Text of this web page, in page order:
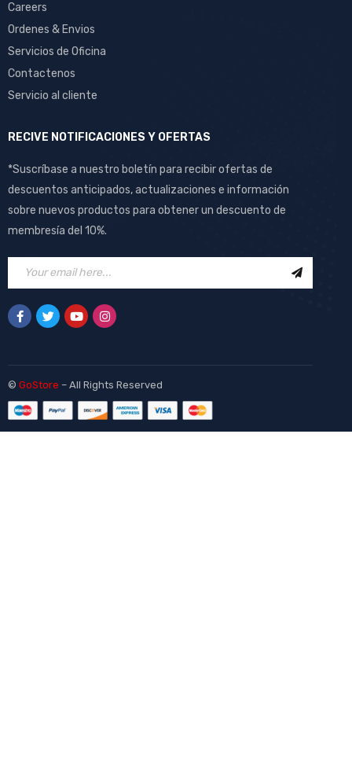
Careers
Ordenes & Envios
Servicios de Oficina
Contactenos
Servicio al cliente
RECIVE NOTIFICACIONES Y OFERTAS
*Suscríbase a nuestro boletín para recibir ofertas de
descuentos anticipados, actualizaciones e información
sobre nuevos productos para obtener un descuento de
membresía del 10%.
© GoStore – All Rights Reserved